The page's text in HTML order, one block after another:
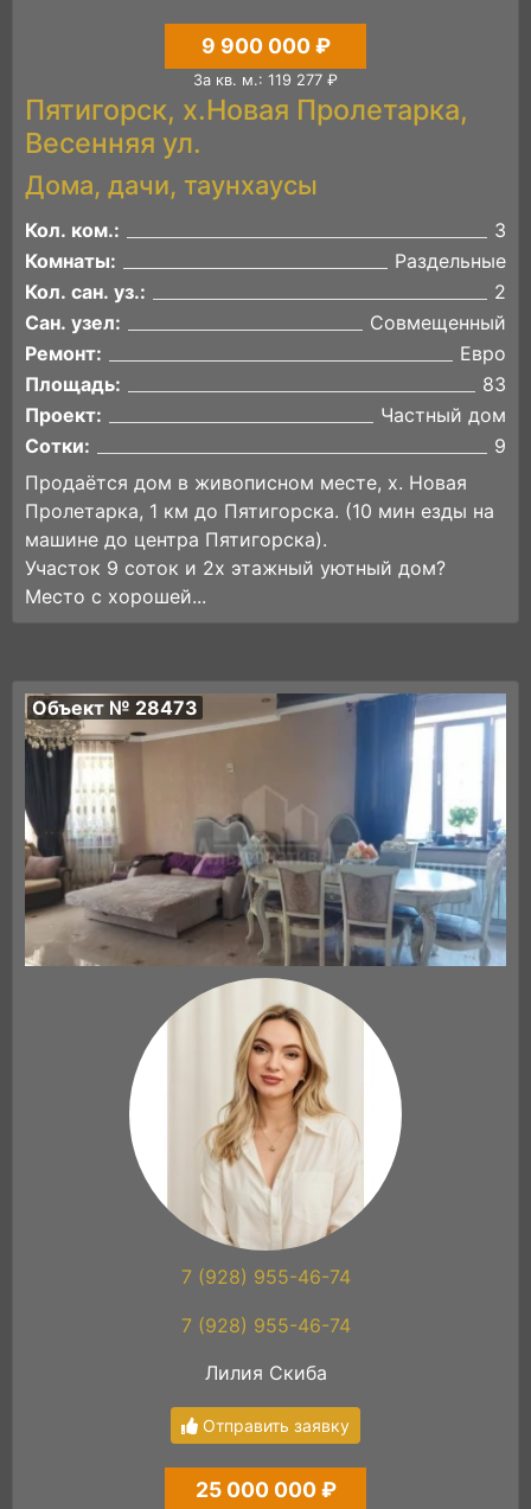
9 900 000 ₽
За кв. м.: 119 277 ₽
Пятигорск, х.Новая Пролетарка,
Весенняя ул.
Дома, дачи, таунхаусы
Кол. ком.:
3
Комнаты:
Раздельные
Кол. сан. уз.:
2
Сан. узел:
Совмещенный
Ремонт:
Евро
Площадь:
83
Проект:
Частный дом
Сотки:
9
Продаётся дом в живописном месте, х. Новая
Пролетарка, 1 км до Пятигорска. (10 мин езды на
машине до центра Пятигорска).
Участок 9 соток и 2х этажный уютный дом?
Место с хорошей...
Объект № 28473
7 (928) 955-46-74
7 (928) 955-46-74
Лилия Скиба
Отправить заявку
25 000 000 ₽